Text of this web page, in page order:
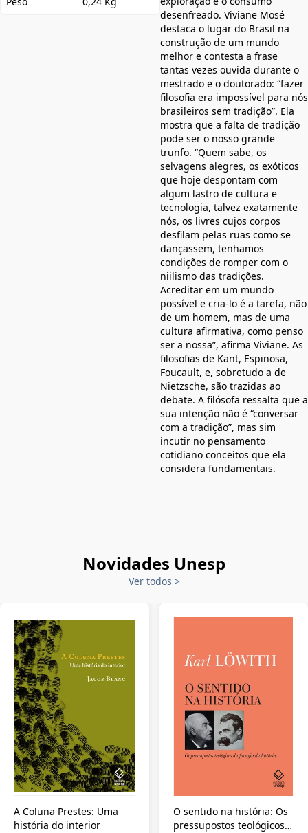
desenfreado. Viviane Mosé
destaca o lugar do Brasil na
construção de um mundo
melhor e contesta a frase
tantas vezes ouvida durante o
mestrado e o doutorado: “fazer
filosofia era impossível para nós
brasileiros sem tradição”. Ela
mostra que a falta de tradição
pode ser o nosso grande
trunfo. “Quem sabe, os
selvagens alegres, os exóticos
que hoje despontam com
algum lastro de cultura e
tecnologia, talvez exatamente
nós, os livres cujos corpos
desfilam pelas ruas como se
dançassem, tenhamos
condições de romper com o
niilismo das tradições.
Acreditar em um mundo
possível e cria-lo é a tarefa, não
de um homem, mas de uma
cultura afirmativa, como penso
ser a nossa”, afirma Viviane. As
filosofias de Kant, Espinosa,
Foucault, e, sobretudo a de
Nietzsche, são trazidas ao
debate. A filósofa ressalta que a
sua intenção não é “conversar
com a tradição”, mas sim
incutir no pensamento
cotidiano conceitos que ela
considera fundamentais.
Novidades Unesp
Ver todos >
A Coluna Prestes: Uma
história do interior
O sentido na história: Os
pressupostos teológicos